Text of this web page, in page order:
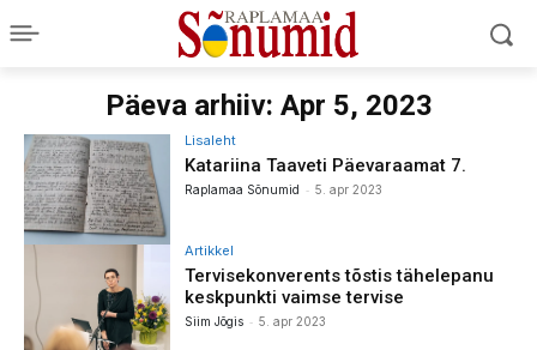
Päeva arhiiv: Apr 5, 2023
Lisaleht
Katariina Taaveti Päevaraamat 7.
Raplamaa Sõnumid - 5. apr 2023
Artikkel
Tervisekonverents tõstis tähelepanu
keskpunkti vaimse tervise
Siim Jõgis - 5. apr 2023